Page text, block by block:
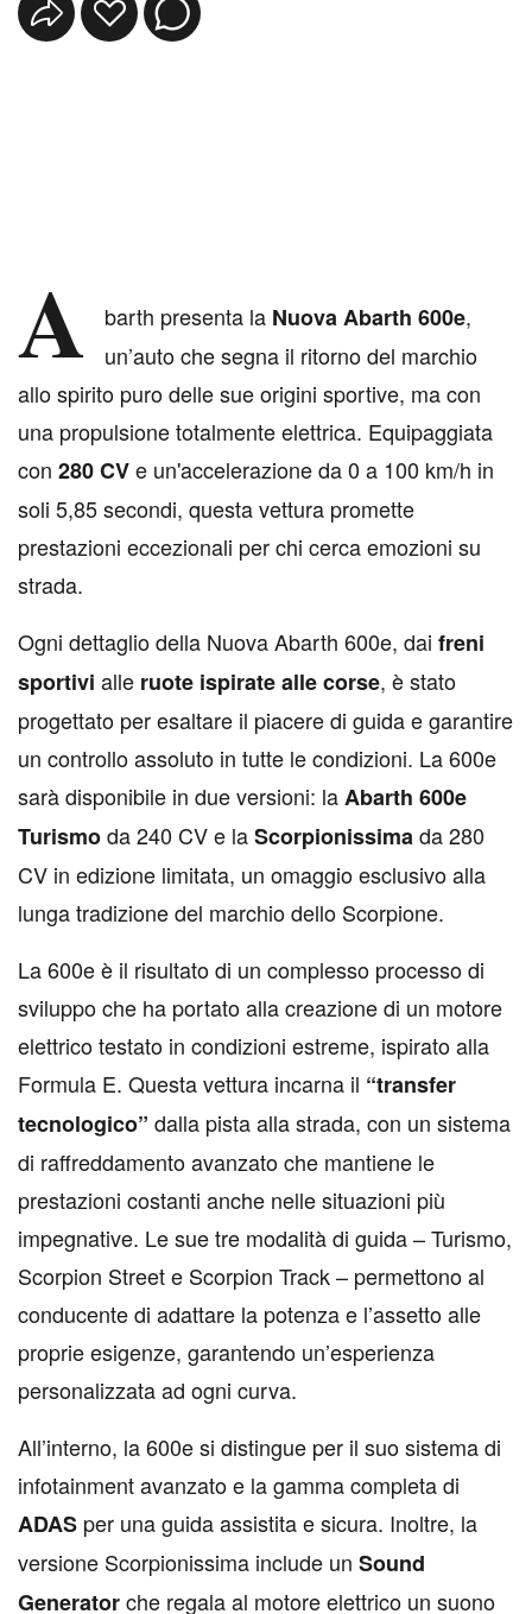
A barth presenta la Nuova Abarth 600e,
un’auto che segna il ritorno del marchio
allo spirito puro delle sue origini sportive, ma con
una propulsione totalmente elettrica. Equipaggiata
con 280 CVe un'accelerazione da 0 a 100 km/h in
soli 5,85 secondi, questa vettura promette
prestazioni eccezionali per chi cerca emozioni su
strada.
Ogni dettaglio della Nuova Abarth 600e, dai freni
sportivi alle ruote ispirate alle corse, è stato
progettato per esaltare il piacere di guida e garantire
un controllo assoluto in tutte le condizioni. La 600e
sarà disponibile in due versioni: laAbarth 600e
Turismoda 240 CV e laScorpionissimada 280
CV in edizione limitata, un omaggio esclusivo alla
lunga tradizione del marchio dello Scorpione.
La 600e è il risultato di un complesso processo di
sviluppo che ha portato alla creazione di un motore
elettrico testato in condizioni estreme, ispirato alla
Formula E. Questa vettura incarna il “transfer
tecnologico” dalla pista alla strada, con un sistema
di raffreddamento avanzato che mantiene le
prestazioni costanti anche nelle situazioni più
impegnative. Le sue tre modalità di guida – Turismo,
Scorpion Street e Scorpion Track – permettono al
conducente di adattare la potenza e l’assetto alle
proprie esigenze, garantendo un’esperienza
personalizzata ad ogni curva.
All’interno, la 600e si distingue per il suo sistema di
infotainment avanzato e la gamma completa di
ADAS per una guida assistita e sicura. Inoltre, la
versione Scorpionissima include un Sound
Generatorche regala al motore elettrico un suono